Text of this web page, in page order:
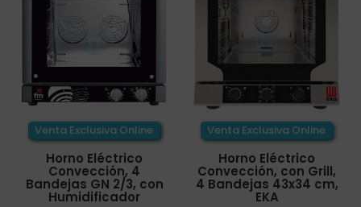
Venta Exclusiva Online
Horno Eléctrico
Convección, 4
Bandejas GN 2/3, con
Humidificador
Venta Exclusiva Online
Horno Eléctrico
Convección, con Grill,
4 Bandejas 43x34 cm,
EKA